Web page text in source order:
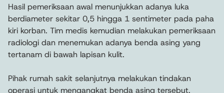
Hasil pemeriksaan awal menunjukkan adanya luka
berdiameter sekitar 0,5 hingga 1 sentimeter pada paha
kiri korban. Tim medis kemudian melakukan pemeriksaan
radiologi dan menemukan adanya benda asing yang
tertanam di bawah lapisan kulit.
Pihak rumah sakit selanjutnya melakukan tindakan
operasi untuk mengangkat benda asing tersebut.